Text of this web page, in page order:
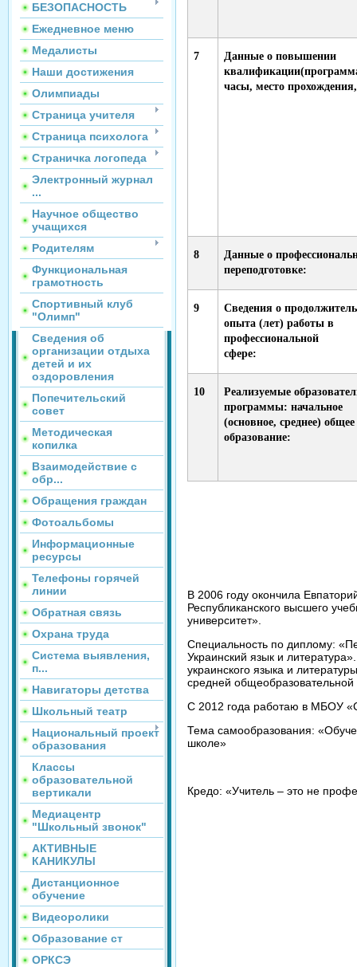
БЕЗОПАСНОСТЬ
Ежедневное меню
Медалисты
Наши достижения
Олимпиады
Страница учителя
Страница психолога
Страничка логопеда
Электронный журнал
...
Научное общество
учащихся
Родителям
Функциональная
грамотность
Спортивный клуб
"Олимп"
Сведения об
организации отдыха
детей и их
оздоровления
Попечительский
совет
Методическая
копилка
Взаимодействие с
обр...
Обращения граждан
Фотоальбомы
Информационные
ресурсы
Телефоны горячей
линии
Обратная связь
Охрана труда
Система выявления,
п...
Навигаторы детства
Школьный театр
Национальный проект
образования
Классы
образовательной
вертикали
Медиацентр
"Школьный звонок"
АКТИВНЫЕ
КАНИКУЛЫ
Дистанционное
обучение
Видеоролики
Образование ст
ОРКСЭ
7
Данные о повышении
часы, место
8
Данные о
переподготовке:
9
Сведения о
опыта (лет) работы в
профессиональной
сфере:
10
Реализуемые
программы: начальное
(основное, среднее) общее
образование:
В 2006 году окончила
Республиканского высшего
университет».
Специальность по диплому:
Украинский язык и
украинского языка и
средней
С 2012 года работаю в МБОУ
Тема самообразования:
школе»
Кредо: «Учитель – это не